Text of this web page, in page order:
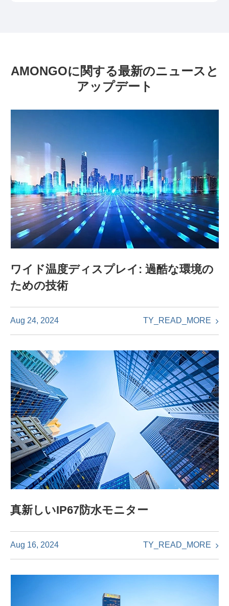
AMONGOに関する最新のニュースと
アップデート
ワイド温度ディスプレイ: 過酷な環境の
ための技術
Aug 24, 2024 TY_READ_MORE
真新しいIP67防水モニター
Aug 16, 2024 TY_READ_MORE